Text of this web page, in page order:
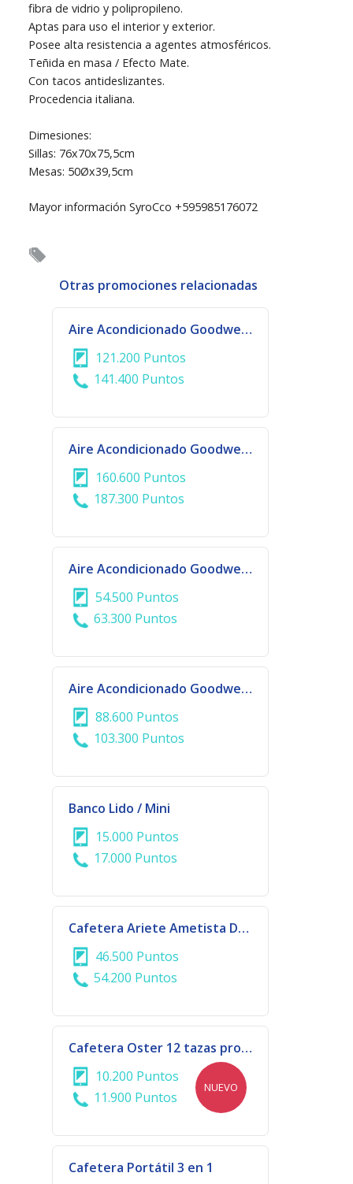
fibra de vidrio y polipropileno.
Aptas para uso el interior y exterior.
Posee alta resistencia a agentes atmosféricos.
Teñida en masa / Efecto Mate.
Con tacos antideslizantes.
Procedencia italiana.
Dimesiones:
Sillas: 76x70x75,5cm
Mesas: 50Øx39,5cm
Mayor información SyroCco +595985176072
Otras promociones relacionadas
Aire Acondicionado Goodweather 24.000 BTU
121.200 Puntos
141.400 Puntos
Aire Acondicionado Goodweather 30.000 BTU
160.600 Puntos
187.300 Puntos
Aire Acondicionado Goodweather Split 12.000 BTU
54.500 Puntos
63.300 Puntos
Aire Acondicionado Goodweather Split 18.000 BTU
88.600 Puntos
103.300 Puntos
Banco Lido / Mini
15.000 Puntos
17.000 Puntos
Cafetera Ariete Ametista Delonghi | 929/919
46.500 Puntos
54.200 Puntos
Cafetera Oster 12 tazas programable
10.200 Puntos
11.900 Puntos
NUEVO
Cafetera Portátil 3 en 1